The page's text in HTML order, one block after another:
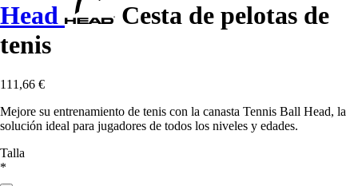
Head
Cesta de pelotas de
tenis
111,66 €
Mejore su entrenamiento de tenis con la canasta Tennis Ball Head, la
solución ideal para jugadores de todos los niveles y edades.
Talla
*